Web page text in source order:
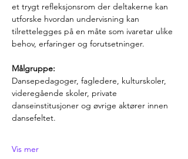
et trygt refleksjonsrom der deltakerne kan
utforske hvordan undervisning kan
tilrettelegges på en måte som ivaretar ulike
behov, erfaringer og forutsetninger.
Målgruppe:
Dansepedagoger, fagledere, kulturskoler,
videregående skoler, private
danseinstitusjoner og øvrige aktører innen
dansefeltet.
Vis mer